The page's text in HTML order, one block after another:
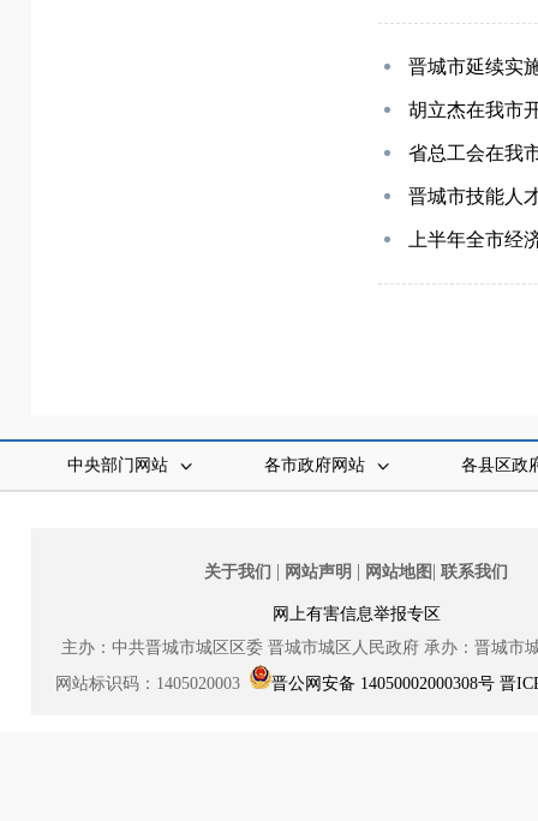
晋城市延续实
胡立杰在我市
省总工会在我
晋城市技能人
上半年全市经
中央部门网站 各市政府网站 各县区政
关于我们 | 网站声明 | 网站地图 | 联系我们
网上有害信息举报专区
主办：中共晋城市城区区委 晋城市城区人民政府 承办：晋城市
网站标识码：1405020003
晋公网安备 14050002000308号 晋